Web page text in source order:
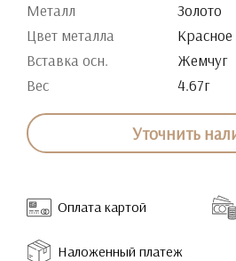
Металл
Золото
Цвет металла
Красное
Вставка осн.
Жемчуг
Вес
4.67г
Уточнить
Оплата картой
Наложенный платеж